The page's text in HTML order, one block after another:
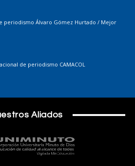
periodismo Álvaro Gómez Hurtado / Mejor
de periodismo CAMACOL
Aliados